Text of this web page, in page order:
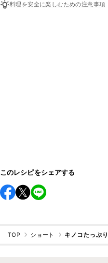
料理を安全に楽しむための注意事項
このレシピをシェアする
TOP ショート キノコたっぷ